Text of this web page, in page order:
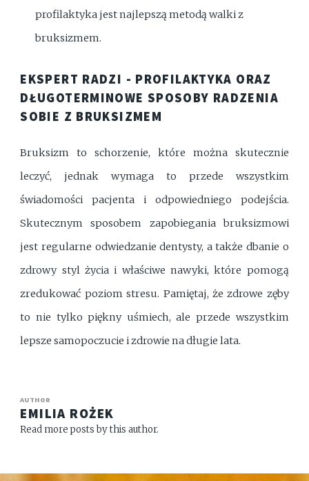
profilaktyka jest najlepszą metodą walki z
bruksizmem.
EKSPERT RADZI - PROFILAKTYKA ORAZ
DŁUGOTERMINOWE SPOSOBY RADZENIA
SOBIE Z BRUKSIZMEM
Bruksizm to schorzenie, które można skutecznie
leczyć, jednak wymaga to przede wszystkim
świadomości pacjenta i odpowiedniego podejścia.
Skutecznym sposobem zapobiegania bruksizmowi
jest regularne odwiedzanie dentysty, a także dbanie o
zdrowy styl życia i właściwe nawyki, które pomogą
zredukować poziom stresu. Pamiętaj, że zdrowe zęby
to nie tylko piękny uśmiech, ale przede wszystkim
lepsze samopoczucie i zdrowie na długie lata.
AUTHOR
EMILIA ROŻEK
Read more posts by this author.